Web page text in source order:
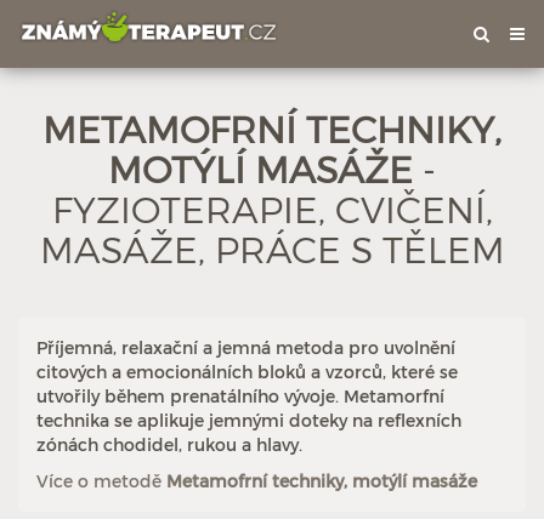
METAMOFRNÍ TECHNIKY,
MOTÝLÍ MASÁŽE -
FYZIOTERAPIE, CVIČENÍ,
MASÁŽE, PRÁCE S TĚLEM
Příjemná, relaxační a jemná metoda pro uvolnění
citových a emocionálních bloků a vzorců, které se
utvořily během prenatálního vývoje. Metamorfní
technika se aplikuje jemnými doteky na reflexních
zónách chodidel, rukou a hlavy.
Více o metodě Metamofrní techniky, motýlí masáže
Hodnoceno: 2× Profil terapeuta